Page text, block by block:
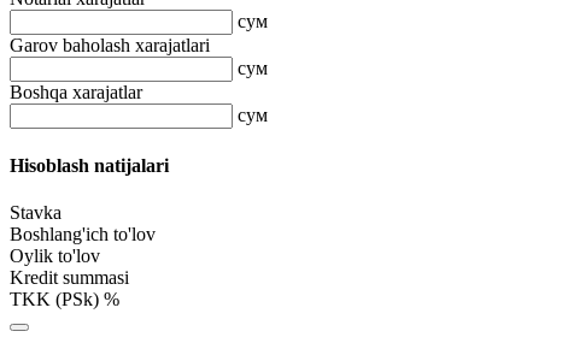
сум
Garov baholash xarajatlari
сум
Boshqa xarajatlar
сум
Hisoblash natijalari
Stavka
Boshlang'ich to'lov
Oylik to'lov
Kredit summasi
TKK (PSk) %